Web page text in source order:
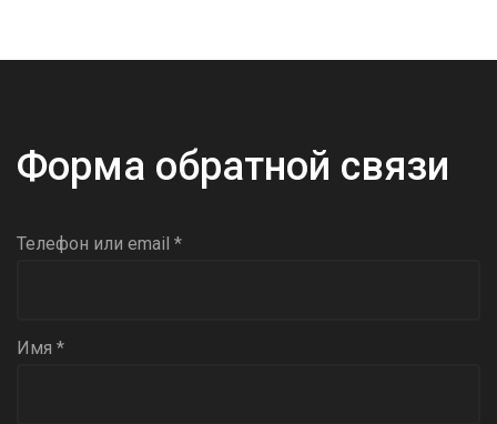
Форма обратной связи
Телефон или email *
Имя *